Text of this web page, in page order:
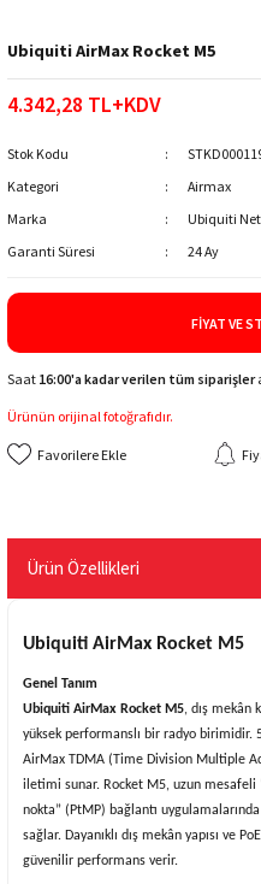
Ubiquiti AirMax Rocket M5
4.342,28 TL+KDV
Stok Kodu
Kategori
Airmax
Marka
Ubiquiti
Garanti Süresi
24 Ay
FIYAT VE
Saat 16:00'a kadar verilen tüm siparişler
Ürünün orijinal fotoğrafıdır.
Ürün Özellikleri
Ubiquiti AirMax Rocket M5
Genel Tanım
Ubiquiti AirMax Rocket M5, dış mekân
yüksek performanslı bir radyo birimidir.
AirMax TDMA (Time Division Multiple
iletimi sunar. Rocket M5, uzun mesafeli
nokta” (PtMP) bağlantı
sağlar. Dayanıklı dış mekân yapısı ve
güvenilir performans verir.